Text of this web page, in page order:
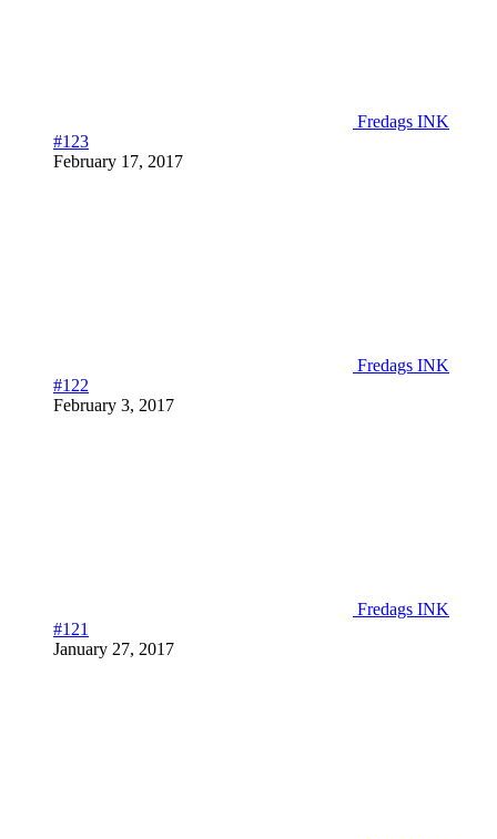
Fredags INK
#123
February 17, 2017
Fredags INK
#122
February 3, 2017
Fredags INK
#121
January 27, 2017